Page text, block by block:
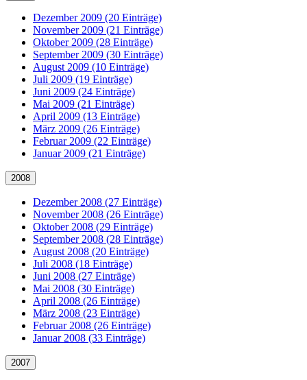
Dezember 2009 (20 Einträge)
November 2009 (21 Einträge)
Oktober 2009 (28 Einträge)
September 2009 (30 Einträge)
August 2009 (10 Einträge)
Juli 2009 (19 Einträge)
Juni 2009 (24 Einträge)
Mai 2009 (21 Einträge)
April 2009 (13 Einträge)
März 2009 (26 Einträge)
Februar 2009 (22 Einträge)
Januar 2009 (21 Einträge)
2008
Dezember 2008 (27 Einträge)
November 2008 (26 Einträge)
Oktober 2008 (29 Einträge)
September 2008 (28 Einträge)
August 2008 (20 Einträge)
Juli 2008 (18 Einträge)
Juni 2008 (27 Einträge)
Mai 2008 (30 Einträge)
April 2008 (26 Einträge)
März 2008 (23 Einträge)
Februar 2008 (26 Einträge)
Januar 2008 (33 Einträge)
2007